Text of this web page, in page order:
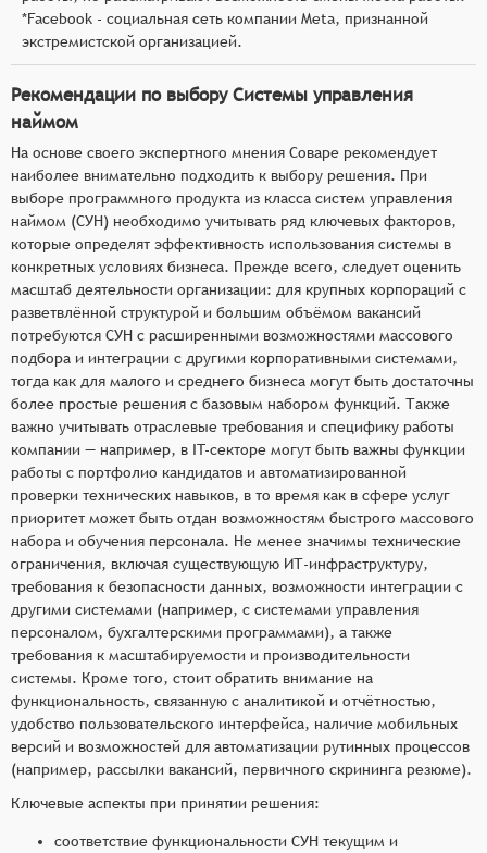
*Facebook - социальная сеть компании Meta, признанной
экстремистской организацией.
Рекомендации по выбору Системы управления
наймом
На основе своего экспертного мнения Соваре рекомендует
наиболее внимательно подходить к выбору решения. При
выборе программного продукта из класса систем управления
наймом (СУН) необходимо учитывать ряд ключевых факторов,
которые определят эффективность использования системы в
конкретных условиях бизнеса. Прежде всего, следует оценить
масштаб деятельности организации: для крупных корпораций с
разветвлённой структурой и большим объёмом вакансий
потребуются СУН с расширенными возможностями массового
подбора и интеграции с другими корпоративными системами,
тогда как для малого и среднего бизнеса могут быть достаточны
более простые решения с базовым набором функций. Также
важно учитывать отраслевые требования и специфику работы
компании — например, в IT-секторе могут быть важны функции
работы с портфолио кандидатов и автоматизированной
проверки технических навыков, в то время как в сфере услуг
приоритет может быть отдан возможностям быстрого массового
набора и обучения персонала. Не менее значимы технические
ограничения, включая существующую ИТ-инфраструктуру,
требования к безопасности данных, возможности интеграции с
другими системами (например, с системами управления
персоналом, бухгалтерскими программами), а также
требования к масштабируемости и производительности
системы. Кроме того, стоит обратить внимание на
функциональность, связанную с аналитикой и отчётностью,
удобство пользовательского интерфейса, наличие мобильных
версий и возможностей для автоматизации рутинных процессов
(например, рассылки вакансий, первичного скрининга резюме).
Ключевые аспекты при принятии решения:
соответствие функциональности СУН текущим и